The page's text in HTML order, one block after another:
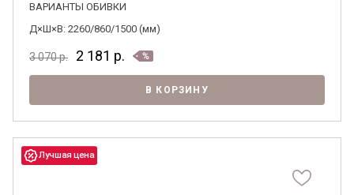
ВАРИАНТЫ ОБИВКИ
Д×Ш×В: 2260/860/1500 (мм)
3 070р. 2 181 р.
В КОРЗИНУ